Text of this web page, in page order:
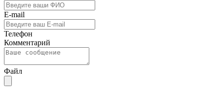
E-mail
Телефон
Комментарий
Файл